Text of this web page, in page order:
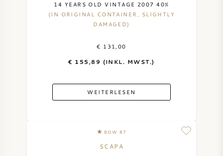
14 YEARS OLD VINTAGE 2007 40%
(IN ORIGINAL CONTAINER, SLIGHTLY
DAMAGED)
€ 131,00
€ 155,89 (INKL. MWST.)
WEITERLESEN
BOW 87
SCAPA